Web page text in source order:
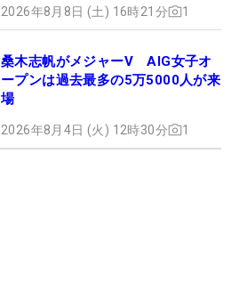
2026年8月8日 (土) 16時21分 1
桑木志帆がメジャーV AIG女子オ
ープンは過去最多の5万5000人が来
場
2026年8月4日 (火) 12時30分 1